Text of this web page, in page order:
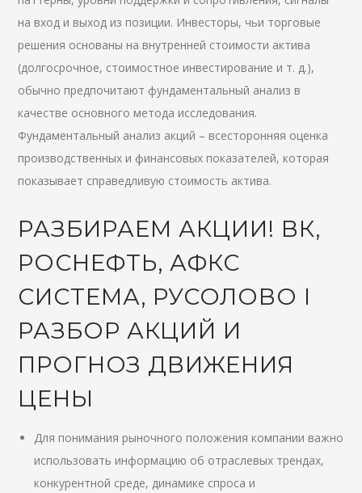
на вход и выход из позиции. Инвесторы, чьи торговые
решения основаны на внутренней стоимости актива
(долгосрочное, стоимостное инвестирование и т. д.),
обычно предпочитают фундаментальный анализ в
качестве основного метода исследования.
Фундаментальный анализ акций – всесторонняя оценка
производственных и финансовых показателей, которая
показывает справедливую стоимость актива.
РАЗБИРАЕМ АКЦИИ! ВК,
РОСНЕФТЬ, АФКС
СИСТЕМА, РУСОЛОВО I
РАЗБОР АКЦИЙ И
ПРОГНОЗ ДВИЖЕНИЯ
ЦЕНЫ
Для понимания рыночного положения компании важно
использовать информацию об отраслевых трендах,
конкурентной среде, динамике спроса и